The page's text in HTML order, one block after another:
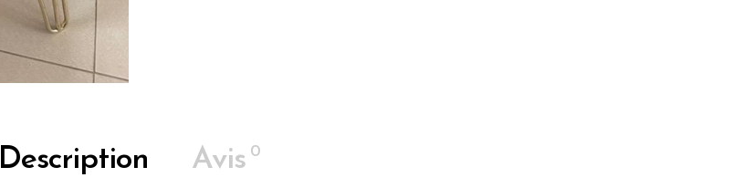
Description Avis 0